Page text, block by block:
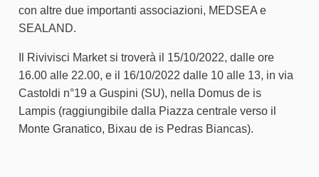
con altre due importanti associazioni, MEDSEA e
SEALAND.
Il Rivivisci Market si troverà il 15/10/2022, dalle ore
16.00 alle 22.00, e il 16/10/2022 dalle 10 alle 13, in via
Castoldi n°19 a Guspini (SU), nella Domus de is
Lampis (raggiungibile dalla Piazza centrale verso il
Monte Granatico, Bixau de is Pedras Biancas).